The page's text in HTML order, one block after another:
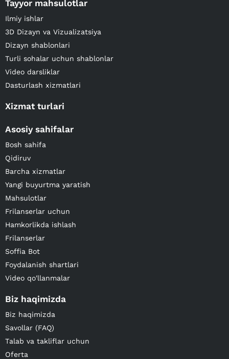
Tayyor mahsulotlar
Ilmiy ishlar
3D Dizayn va Vizualizatsiya
Dizayn shablonlari
Turli sohalar uchun shablonlar
Video darsliklar
Dasturlash xizmatlari
Xizmat turlari
Asosiy sahifalar
Bosh sahifa
Qidiruv
Barcha xizmatlar
Yangi buyurtma yaratish
Mahsulotlar
Frilanserlar uchun
Hamkorlikda ishlash
Frilanserlar
Soffia Bot
Foydalanish shartlari
Video qo'llanmalar
Biz haqimizda
Biz haqimizda
Savollar (FAQ)
Talab va takliflar uchun
Oferta